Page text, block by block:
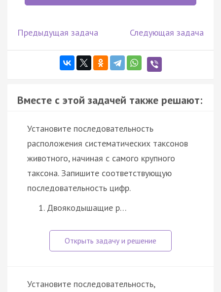
Предыдущая задача Следующая задача
Вместе с этой задачей также решают:
Установите последовательность
расположения систематических таксонов
животного, начиная с самого крупного
таксона. Запишите соответствующую
последовательность цифр.
Двоякодышащие р…
Установите последовательность,